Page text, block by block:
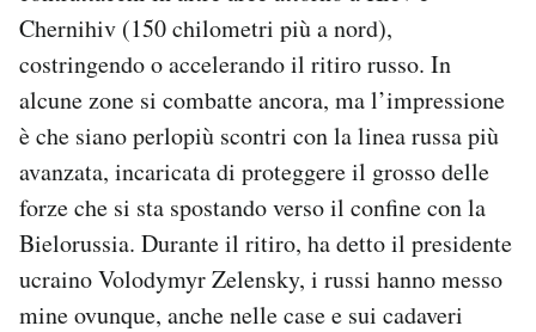
Chernihiv (150 chilometri più a nord),
costringendo o accelerando il ritiro russo. In
alcune zone si combatte ancora, ma l’impressione
è che siano perlopiù scontri con la linea russa più
avanzata, incaricata di proteggere il grosso delle
forze che si sta spostando verso il confine con la
Bielorussia. Durante il ritiro, ha detto il presidente
ucraino Volodymyr Zelensky, i russi hanno messo
mine ovunque, anche nelle case e sui cadaveri